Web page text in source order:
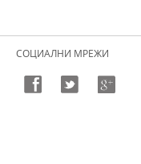
СОЦИАЛНИ МРЕЖИ